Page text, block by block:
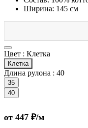
Ширина: 145 см
Цвет : Клетка
Клетка
Длина рулона : 40
35
40
от 447 ₽/м